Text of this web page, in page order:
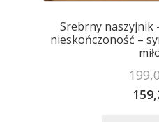
Srebrny naszyjnik
nieskończoność –